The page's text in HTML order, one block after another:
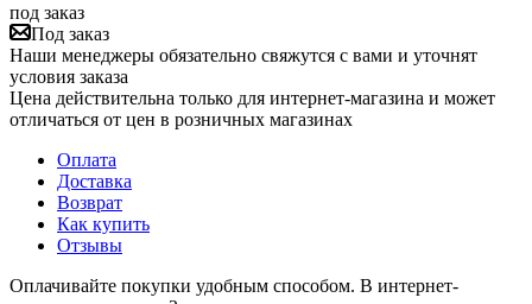
под заказ
Под заказ
Наши менеджеры обязательно свяжутся с вами и уточнят
условия заказа
Цена действительна только для интернет-магазина и может
отличаться от цен в розничных магазинах
Оплата
Доставка
Возврат
Как купить
Отзывы
Оплачивайте покупки удобным способом. В интернет-